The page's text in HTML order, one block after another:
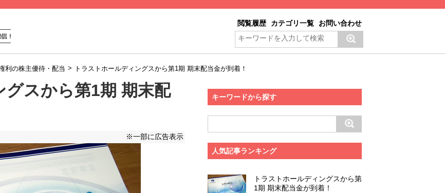
閲覧履歴 カテゴリ一覧 お問い合わせ
利の株主優待・配当 > トラストホールディングスから第1期 期末配当金が到着！
グスから第1期 期末配
※一部に広告表示
キーワードから探す
人気記事ランキング
トラストホールディングスから第
1期 期末配当金が到着！